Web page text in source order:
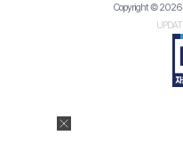
Copyright © 2026